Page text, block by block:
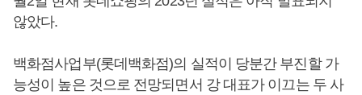
않았다.
백화점사업부(롯데백화점)의 실적이 당분간 부진할 가
능성이 높은 것으로 전망되면서 강 대표가 이끄는 두 사